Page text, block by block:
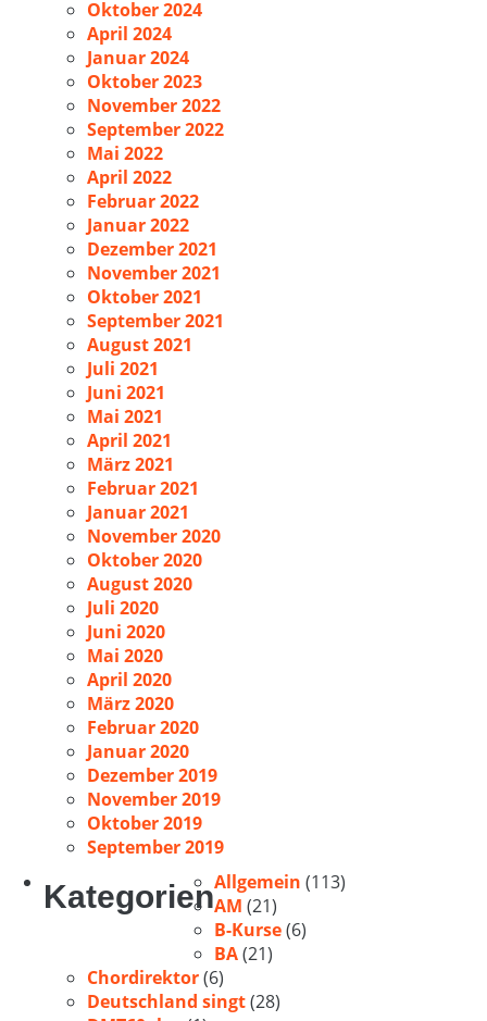
Oktober 2024
April 2024
Januar 2024
Oktober 2023
November 2022
September 2022
Mai 2022
April 2022
Februar 2022
Januar 2022
Dezember 2021
November 2021
Oktober 2021
September 2021
August 2021
Juli 2021
Juni 2021
Mai 2021
April 2021
März 2021
Februar 2021
Januar 2021
November 2020
Oktober 2020
August 2020
Juli 2020
Juni 2020
Mai 2020
April 2020
März 2020
Februar 2020
Januar 2020
Dezember 2019
November 2019
Oktober 2019
September 2019
KategorienAllgemein (113)
AM (21)
B-Kurse(6)
BA(21)
Chordirektor(6)
Deutschland singt(28)